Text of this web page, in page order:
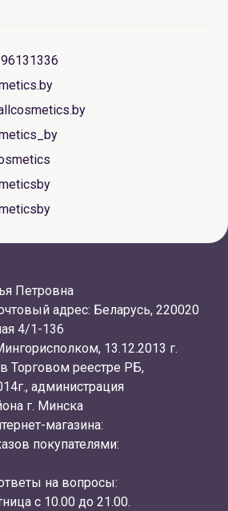
Петровна
адрес: Беларусь, 220020
4/1-136
13.12.2013 г.
Торговом реестре РБ,
администрация
г. Минска
магазина:
покупателями:
на вопросы:
с 10.00 до 21.00.